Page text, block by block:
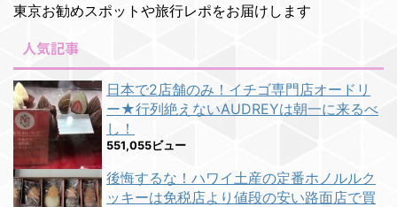
東京お勧めスポットや旅行レポをお届けします
人気記事
日本で2店舗のみ！イチゴ専門店オードリ
ー★行列絶えないAUDREYは朝一に来るべ
し！
551,055ビュー
後悔するな！ハワイ土産の定番ホノルルク
ッキーは免税店より値段の安い路面店で買